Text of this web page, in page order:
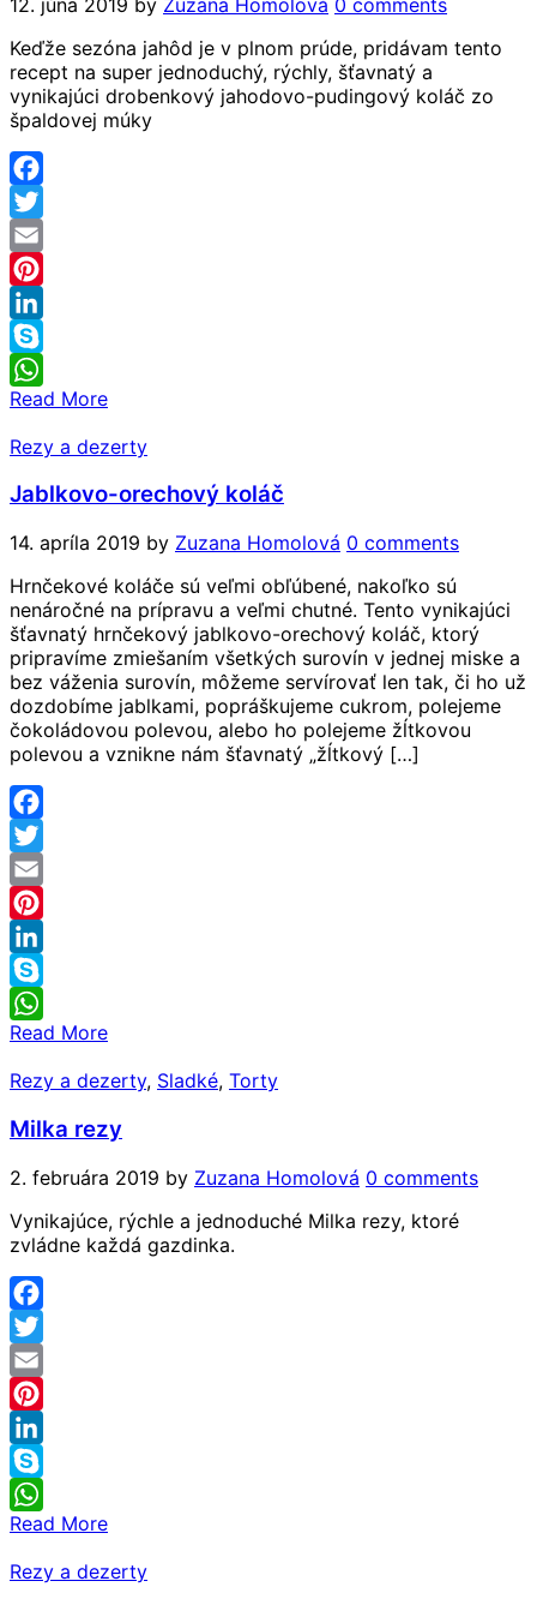
Keďže sezóna jahôd je v plnom prúde, pridávam tento
recept na super jednoduchý, rýchly, šťavnatý a
vynikajúci drobenkový jahodovo-pudingový koláč zo
špaldovej múky
Facebook
Twitter
Email
Pinterest
LinkedIn
Skype
WhatsApp
Read More
Rezy a dezerty
Jablkovo-orechový koláč
14. apríla 2019 by Zuzana Homolová 0 comments
Hrnčekové koláče sú veľmi obľúbené, nakoľko sú
nenáročné na prípravu a veľmi chutné. Tento vynikajúci
šťavnatý hrnčekový jablkovo-orechový koláč, ktorý
pripravíme zmiešaním všetkých surovín v jednej miske a
bez váženia surovín, môžeme servírovať len tak, či ho už
dozdobíme jablkami, popráškujeme cukrom, polejeme
čokoládovou polevou, alebo ho polejeme žĺtkovou
polevou a vznikne nám šťavnatý „žĺtkový […]
Facebook
Twitter
Email
Pinterest
LinkedIn
Skype
WhatsApp
Read More
Rezy a dezerty, Sladké, Torty
Milka rezy
2. februára 2019 by Zuzana Homolová 0 comments
Vynikajúce, rýchle a jednoduché Milka rezy, ktoré
zvládne každá gazdinka.
Facebook
Twitter
Email
Pinterest
LinkedIn
Skype
WhatsApp
Read More
Rezy a dezerty